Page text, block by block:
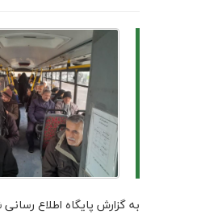
به گزارش پایگاه اطلاع